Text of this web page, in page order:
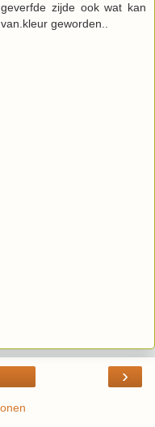
zijde ook wat kan
geworden..
›